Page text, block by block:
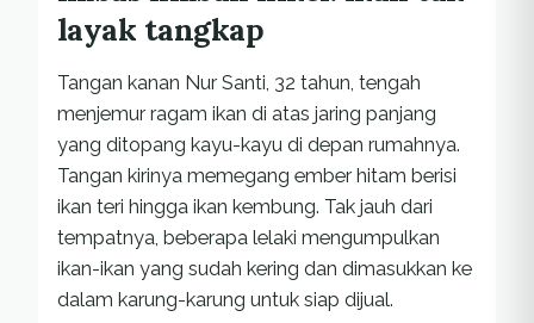
layak tangkap
Tangan kanan Nur Santi, 32 tahun, tengah
menjemur ragam ikan di atas jaring panjang
yang ditopang kayu-kayu di depan rumahnya.
Tangan kirinya memegang ember hitam berisi
ikan teri hingga ikan kembung. Tak jauh dari
tempatnya, beberapa lelaki mengumpulkan
ikan-ikan yang sudah kering dan dimasukkan ke
dalam karung-karung untuk siap dijual.